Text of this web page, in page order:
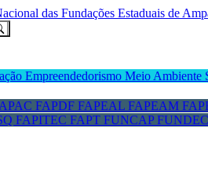
Empreendedorismo Meio Ambiente
FAPDF FAPEAL FAPEAM
FAPITEC FAPT FUNCAP